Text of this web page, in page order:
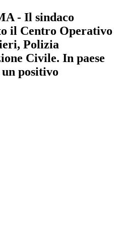
- Il sindaco
il Centro Operativo
Polizia
Civile. In paese
positivo